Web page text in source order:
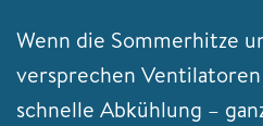
Wenn die Sommerhitze
versprechen
schnelle Abkühlung –